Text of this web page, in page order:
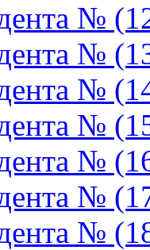
№
№
№
№
№
№
№